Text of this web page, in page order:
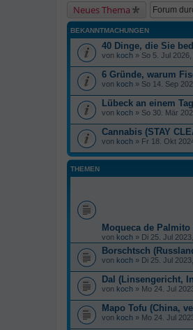
Neues Thema
BEKANNTMACHUNGEN
40 Dinge, die Sie
von koch » So 5. Jul
6 Gründe, warum
von koch » So 14. Sep
Lübeck an einem
von koch » So 30. Mär
Cannabis (STAY
von koch » Fr 18. Okt
THEMEN
Moqueca de
von koch » Di 25. Jul
Borschtsch
von koch » Di 25. Jul
Dal (Linsengericht,
von koch » Mo 24. Jul
Mapo Tofu (China,
von koch » Mo 24. Jul